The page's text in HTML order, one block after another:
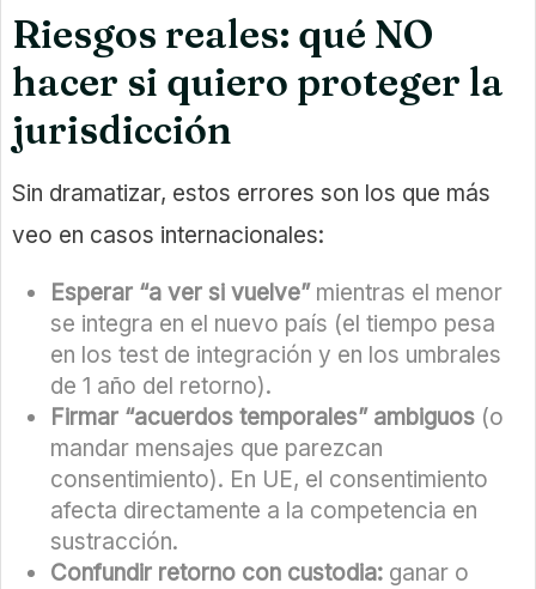
Riesgos reales: qué NO
hacer si quiero proteger la
jurisdicción
Sin dramatizar, estos errores son los que más
veo en casos internacionales:
Esperar “a ver si vuelve”mientras el menor
se integra en el nuevo país (el tiempo pesa
en los test de integración y en los umbrales
de 1 año del retorno).
Firmar “acuerdos temporales” ambiguos (o
mandar mensajes que parezcan
consentimiento). En UE, el consentimiento
afecta directamente a la competencia en
sustracción.
Confundir retorno con custodia: ganar o